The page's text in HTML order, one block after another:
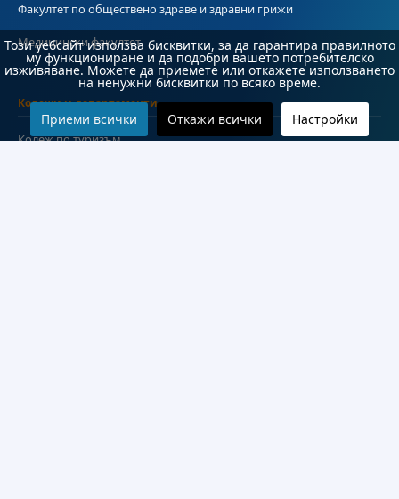
Факултет по обществено здраве и здравни грижи
Медицински факултет
Колежи и департаменти
Колеж по туризъм
Този уебсайт използва бисквитки, за да гарантира правилното
му функциониране и да подобри вашето потребителско
изживяване. Можете да приемете или откажете използването
на ненужни бисквитки по всяко време.
Приеми всички Откажи всички Настройки